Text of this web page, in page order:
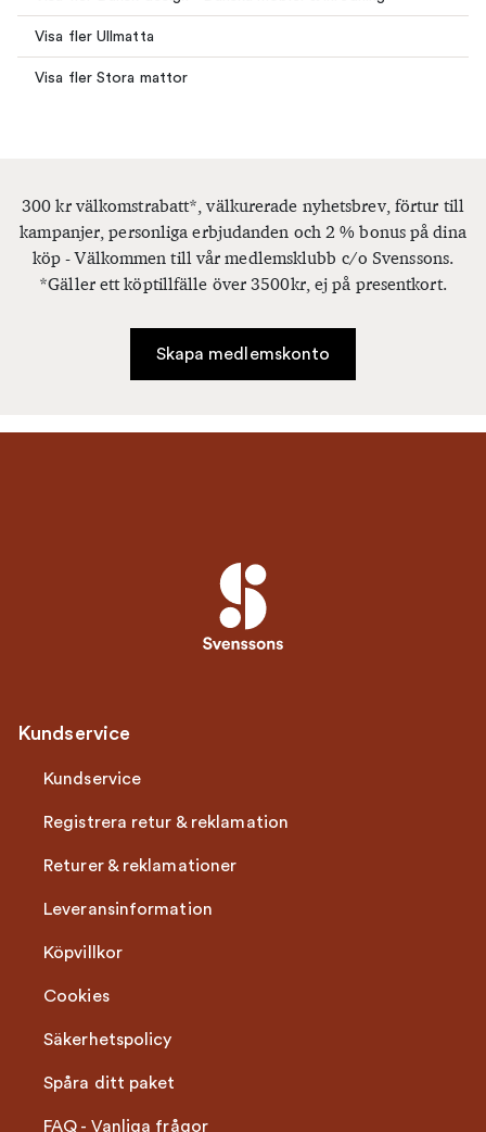
Visa fler Ullmatta
Visa fler Stora mattor
300 kr välkomstrabatt*, välkurerade nyhetsbrev, förtur till
kampanjer, personliga erbjudanden och 2 % bonus på dina
köp - Välkommen till vår medlemsklubb c/o Svenssons.
*Gäller ett köptillfälle över 3500kr, ej på presentkort.
Skapa medlemskonto
Kundservice
Kundservice
Registrera retur & reklamation
Returer & reklamationer
Leveransinformation
Köpvillkor
Cookies
Säkerhetspolicy
Spåra ditt paket
FAQ - Vanliga frågor